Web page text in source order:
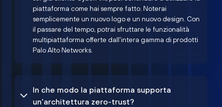
piattaforma come hai sempre fatto. Noterai
semplicemente un nuovo logo e un nuovo design. Con
il passare del tempo, potrai sfruttare le funzionalità
multipiattaforma offerte dall'intera gamma di prodotti
Palo Alto Networks.
In che modo la piattaforma supporta
un'architettura zero-trust?